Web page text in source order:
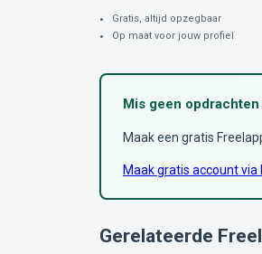
Gratis, altijd opzegbaar
Op maat voor jouw profiel
Mis geen
Maak een gratis
Maak gratis account via
Gerelateerde